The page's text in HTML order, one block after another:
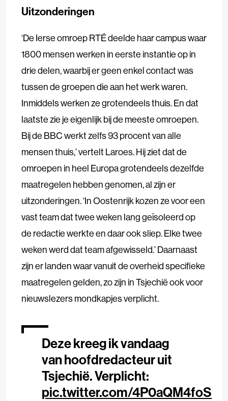
Uitzonderingen
‘De Ierse omroep RTÉ deelde haar campus waar
1800 mensen werken in eerste instantie op in
drie delen, waarbij er geen enkel contact was
tussen de groepen die aan het werk waren.
Inmiddels werken ze grotendeels thuis. En dat
laatste zie je eigenlijk bij de meeste omroepen.
Bij de BBC werkt zelfs 93 procent van alle
mensen thuis,’ vertelt Laroes. Hij ziet dat de
omroepen in heel Europa grotendeels dezelfde
maatregelen hebben genomen, al zijn er
uitzonderingen. ‘In Oostenrijk kozen ze voor een
vast team dat twee weken lang geïsoleerd op
de redactie werkte en daar ook sliep. Elke twee
weken werd dat team afgewisseld.’ Daarnaast
zijn er landen waar vanuit de overheid specifieke
maatregelen gelden, zo zijn in Tsjechië ook voor
nieuwslezers mondkapjes verplicht.
Deze kreeg ik vandaag
van hoofdredacteur uit
Tsjechië. Verplicht:
pic.twitter.com/4P0aQM4foS